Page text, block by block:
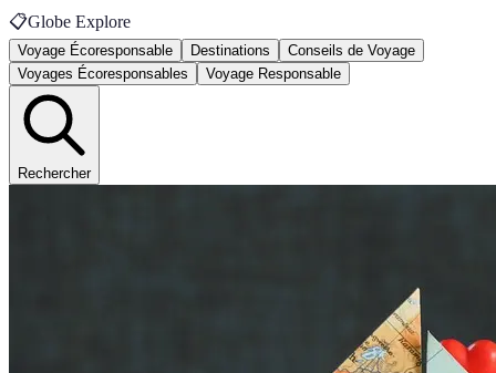
📋Globe Explore
Voyage Écoresponsable Destinations
Conseils de Voyage
Voyages Écoresponsables
Voyage Responsable
Rechercher